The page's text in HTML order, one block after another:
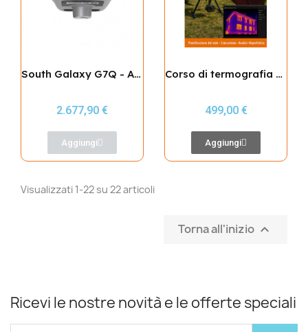
South Galaxy G7Q - Assistenza Italia
2.677,90 €
Aggiungi
Corso di termografia aerea - workflow completo
499,00 €
Aggiungi
Visualizzati 1-22 su 22 articoli
Torna all'inizio 
Ricevi le nostre novità e le offerte speciali